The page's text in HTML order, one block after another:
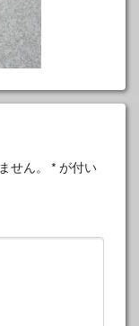
せん。 * が付い